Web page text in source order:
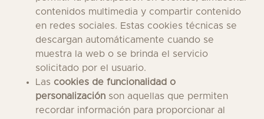
contenidos multimedia y compartir contenido
en redes sociales. Estas cookies técnicas se
descargan automáticamente cuando se
muestra la web o se brinda el servicio
solicitado por el usuario.
Las cookies de funcionalidad o
personalización son aquellas que permiten
recordar información para proporcionar al